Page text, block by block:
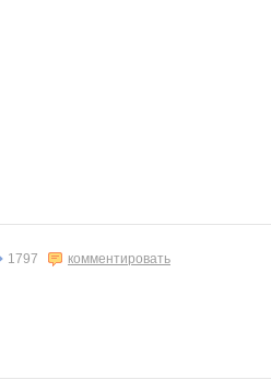
1797 комментировать